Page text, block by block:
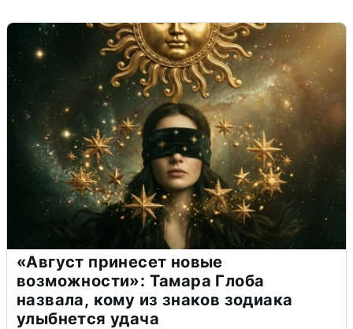
«Август принесет новые
возможности»: Тамара Глоба
назвала, кому из знаков зодиака
улыбнется удача